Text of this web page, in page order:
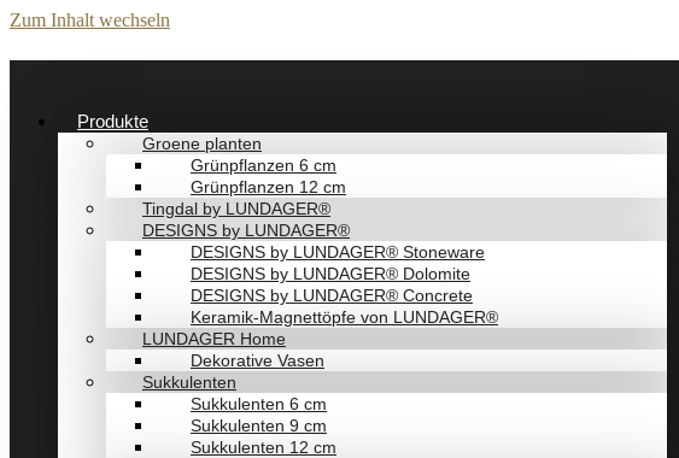
Zum Inhalt wechseln
Produkte
Groene planten
Grünpflanzen 6 cm
Grünpflanzen 12 cm
Tingdal by LUNDAGER®
DESIGNS by LUNDAGER®
DESIGNS by LUNDAGER® Stoneware
DESIGNS by LUNDAGER® Dolomite
DESIGNS by LUNDAGER® Concrete
Keramik-Magnettöpfe von LUNDAGER®
LUNDAGER Home
Dekorative Vasen
Sukkulenten
Sukkulenten 6 cm
Sukkulenten 9 cm
Sukkulenten 12 cm